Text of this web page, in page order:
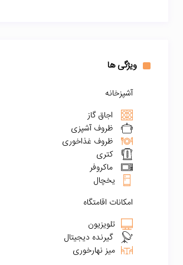
ویژگی ها
آشپزخانه
اجاق گاز
ظروف آشپزی
ظروف غذاخوری
کتری
ماکروفر
یخچال
امکانات اقامتگاه
تلویزیون
گیرنده دیجیتال
میز نهارخوری